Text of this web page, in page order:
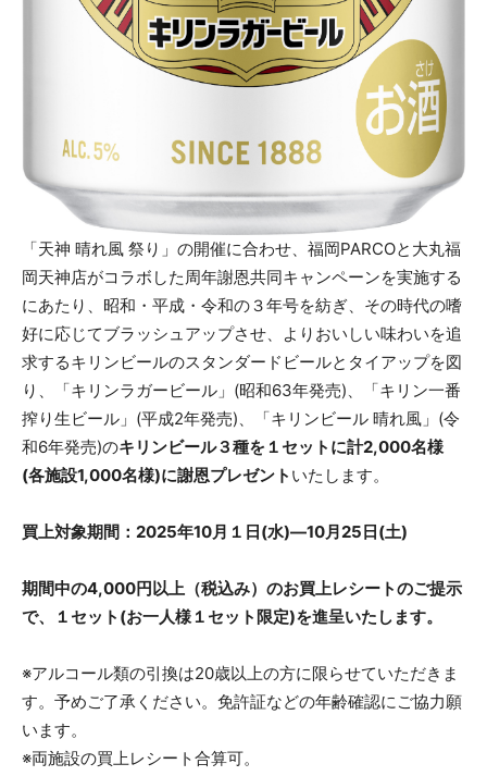
「天神 晴れ風 祭り」の開催に合わせ、福岡PARCOと大丸福
岡天神店がコラボした周年謝恩共同キャンペーンを実施する
にあたり、昭和・平成・令和の３年号を紡ぎ、その時代の嗜
好に応じてブラッシュアップさせ、よりおいしい味わいを追
求するキリンビールのスタンダードビールとタイアップを図
り、「キリンラガービール」(昭和63年発売)、「キリン一番
搾り生ビール」(平成2年発売)、「キリンビール 晴れ風」(令
和6年発売)のキリンビール３種を１セットに計2,000名様
(各施設1,000名様)に謝恩プレゼント いたします。
買上対象期間：2025年10月１日(水)―10月25日(土)
期間中の4,000円以上（税込み）のお買上レシートのご提示
で、１セット(お一人様１セット限定)を進呈いたします。
※アルコール類の引換は20歳以上の方に限らせていただきま
す。予めご了承ください。免許証などの年齢確認にご協力願
います。
※両施設の買上レシート合算可。